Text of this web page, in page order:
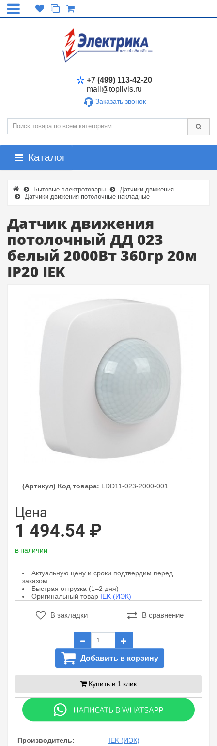
+7 (499) 113-42-20
mail@toplivis.ru
Заказать звонок
Каталог
Бытовые электротовары
Датчики движения
Датчики движения потолочные накладные
Датчик движения
потолочный ДД 023
белый 2000Вт 360гр 20м
IP20 IEK
(Артикул) Код товара: LDD11-023-2000-001
Цена
1 494.54 ₽
в наличии
Актуальную цену и сроки подтвердим перед
заказом
Быстрая отгрузка (1–2 дня)
Оригинальный товар IEK (ИЭК)
В закладки В сравнение
Добавить в корзину
Купить в 1 клик
Производитель: IEK (ИЭК)